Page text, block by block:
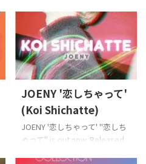
AshMellow第二期。我不擅長巧
妙地傳達它,所以這是一首直截
了當的愛情歌曲,只是在日常生
活中傳達了愛情。 Lyricist:
AshMellowComposer:
AshMellowArranger: MIURA
Seiji ©2022 TF
CreativeWorks℗2022 TF
CreativeWorks 歌詞來自這裡
（日語） App ...
JOENY '恋しちゃって'
(Koi Shichatte)
JOENY '恋しちゃって' "恋しち
ゃって" is out now. Released